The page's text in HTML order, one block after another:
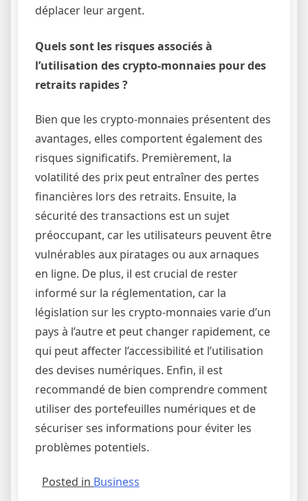
déplacer leur argent.
Quels sont les risques associés à
l’utilisation des crypto-monnaies pour des
retraits rapides ?
Bien que les crypto-monnaies présentent des
avantages, elles comportent également des
risques significatifs. Premièrement, la
volatilité des prix peut entraîner des pertes
financières lors des retraits. Ensuite, la
sécurité des transactions est un sujet
préoccupant, car les utilisateurs peuvent être
vulnérables aux piratages ou aux arnaques
en ligne. De plus, il est crucial de rester
informé sur la réglementation, car la
législation sur les crypto-monnaies varie d’un
pays à l’autre et peut changer rapidement, ce
qui peut affecter l’accessibilité et l’utilisation
des devises numériques. Enfin, il est
recommandé de bien comprendre comment
utiliser des portefeuilles numériques et de
sécuriser ses informations pour éviter les
problèmes potentiels.
Posted in Business